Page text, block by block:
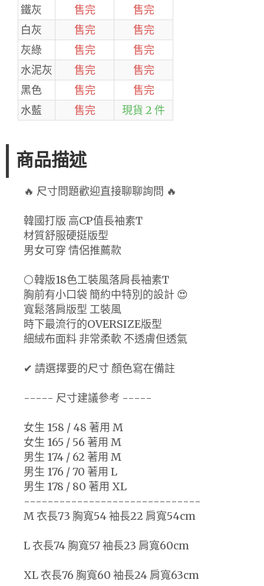
鐵灰
售完
售完
白灰
售完
售完
灰綠
售完
售完
水泥灰
售完
售完
黑色
售完
售完
水藍
售完 現貨 2 件
商品描述
🔥 尺寸問題歡迎直接聊聊詢問 🔥
韓國打版 高CP值長袖素T
材質舒服硬挺版型
男女可穿 情侶推薦款
⚪韓版18色工裝風落肩長袖素T
胸前有小口袋 簡約中特別的設計 😍
寬鬆落肩版型 工裝風
時下最流行的OVERSIZE版型
細絨布面料 非常柔軟 不透膚但透氣
✔ 請選擇要的尺寸 顏色寫在備註
----- 尺寸建議參考 -----
女生 158 / 48 著用 M
女生 165 / 56 著用 M
男生 174 / 62 著用 M
男生 176 / 70 著用 L
男生 178 / 80 著用 XL
------------------------------
M 衣長73 胸寬54 袖長22 肩寬54cm
L 衣長74 胸寬57 袖長23 肩寬60cm
XL 衣長76 胸寬60 袖長24 肩寬63cm